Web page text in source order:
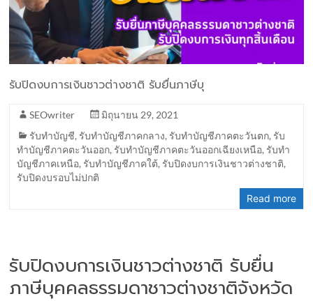
รับปิดงบการเงินชาวต่างชาติ รับยื่นภาษีบุ
SEOwriter
มิถุนายน 29, 2021
รับทำบัญชี, รับทำบัญชีภาคกลาง, รับทำบัญชีภาคตะวันตก, รับ
ทำบัญชีภาคตะวันออก, รับทำบัญชีภาคตะวันออกเฉียงเหนือ, รับทำ
บัญชีภาคเหนือ, รับทำบัญชีภาคใต้, รับปิดงบการเงินชาวต่างชาติ,
รับปิดงบรอบไม่ปกติ
Read more
รับปิดงบการเงินชาวต่างชาติ รับยื่น
ภาษีบุคคลธรรมดาชาวต่างชาติจังหวัด